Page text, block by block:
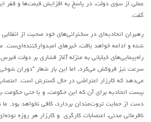
اتحاد مارکسیست ها
انترناسیونالیسم
English
هسته کارگران پيشتاز سوسياليست (خوزستان)
عملی از سوی دولت، در پاسخ به افزایش قیمت‌ها و فقر
گفت.
رهبران اتحادیه‌ای در سخنرانی‌های خود صحبت از انقلابی
شده و ادامه خواهد یافت، خبرهای امیدوارکننده‌ای‌ست.
راه‌پیمایی‌های خیابانی به منزله آغاز فشاری بر دولت
سرعت نیز فروکش می‌کرد، اما این بار شعار “دوران
می‌دهد که کارزار اعتراضی در حال گسترش است.
بیست اتحادیه برای آن که این حکومت، و یا حتی حکومت
دست از حمایت ثروت‌مندان بردارد، کافی نخواهد بود. ما
نافرمانی مدنی، اعتصابات کارگری و کارزار هر روزه